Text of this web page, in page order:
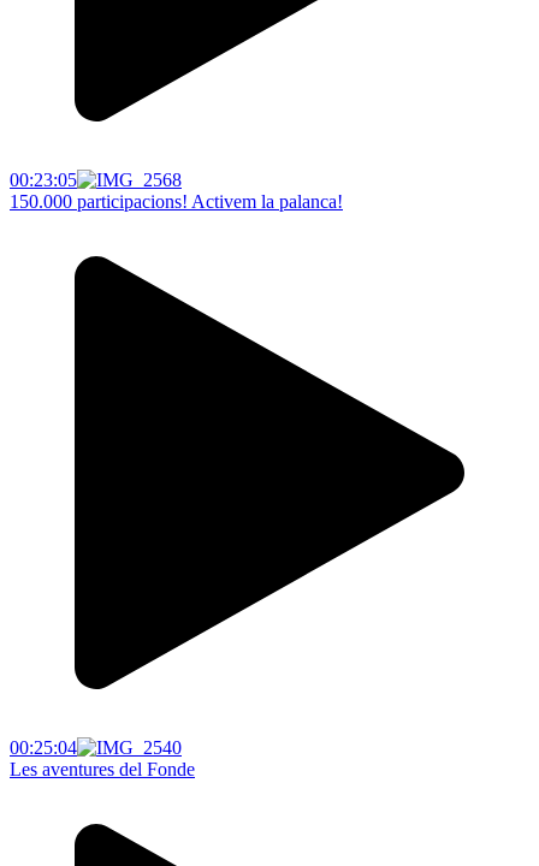
00:23:05
150.000 participacions! Activem la palanca!
00:25:04
Les aventures del Fonde